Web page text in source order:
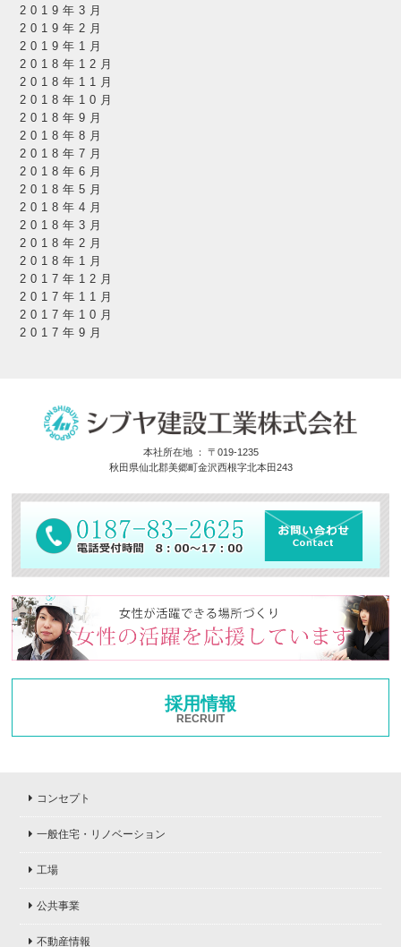
2019年3月
2019年2月
2019年1月
2018年12月
2018年11月
2018年10月
2018年9月
2018年8月
2018年7月
2018年6月
2018年5月
2018年4月
2018年3月
2018年2月
2018年1月
2017年12月
2017年11月
2017年10月
2017年9月
本社所在地 ： 〒019-1235
秋田県仙北郡美郷町金沢西根字北本田243
採用情報
RECRUIT
コンセプト
一般住宅・リノベーション
工場
公共事業
不動産情報